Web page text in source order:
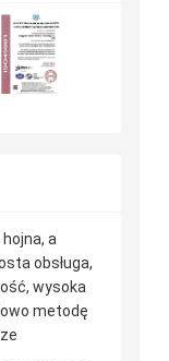
a
obsługa,
wysoka
metodę